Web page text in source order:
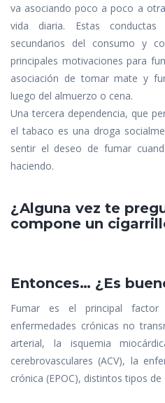
va asociando poco a poco a
vida diaria. Estas
secundarios del consumo y
principales motivaciones para
asociación de tomar mate y
luego del almuerzo o cena.
Una tercera dependencia, que
el tabaco es una droga
sentir el deseo de fumar
haciendo.
¿Alguna vez te
compone un
Entonces… ¿Es
Fumar es el principal factor
enfermedades crónicas no
arterial, la isquemia
cerebrovasculares (ACV), la
crónica (EPOC), distintos tipos